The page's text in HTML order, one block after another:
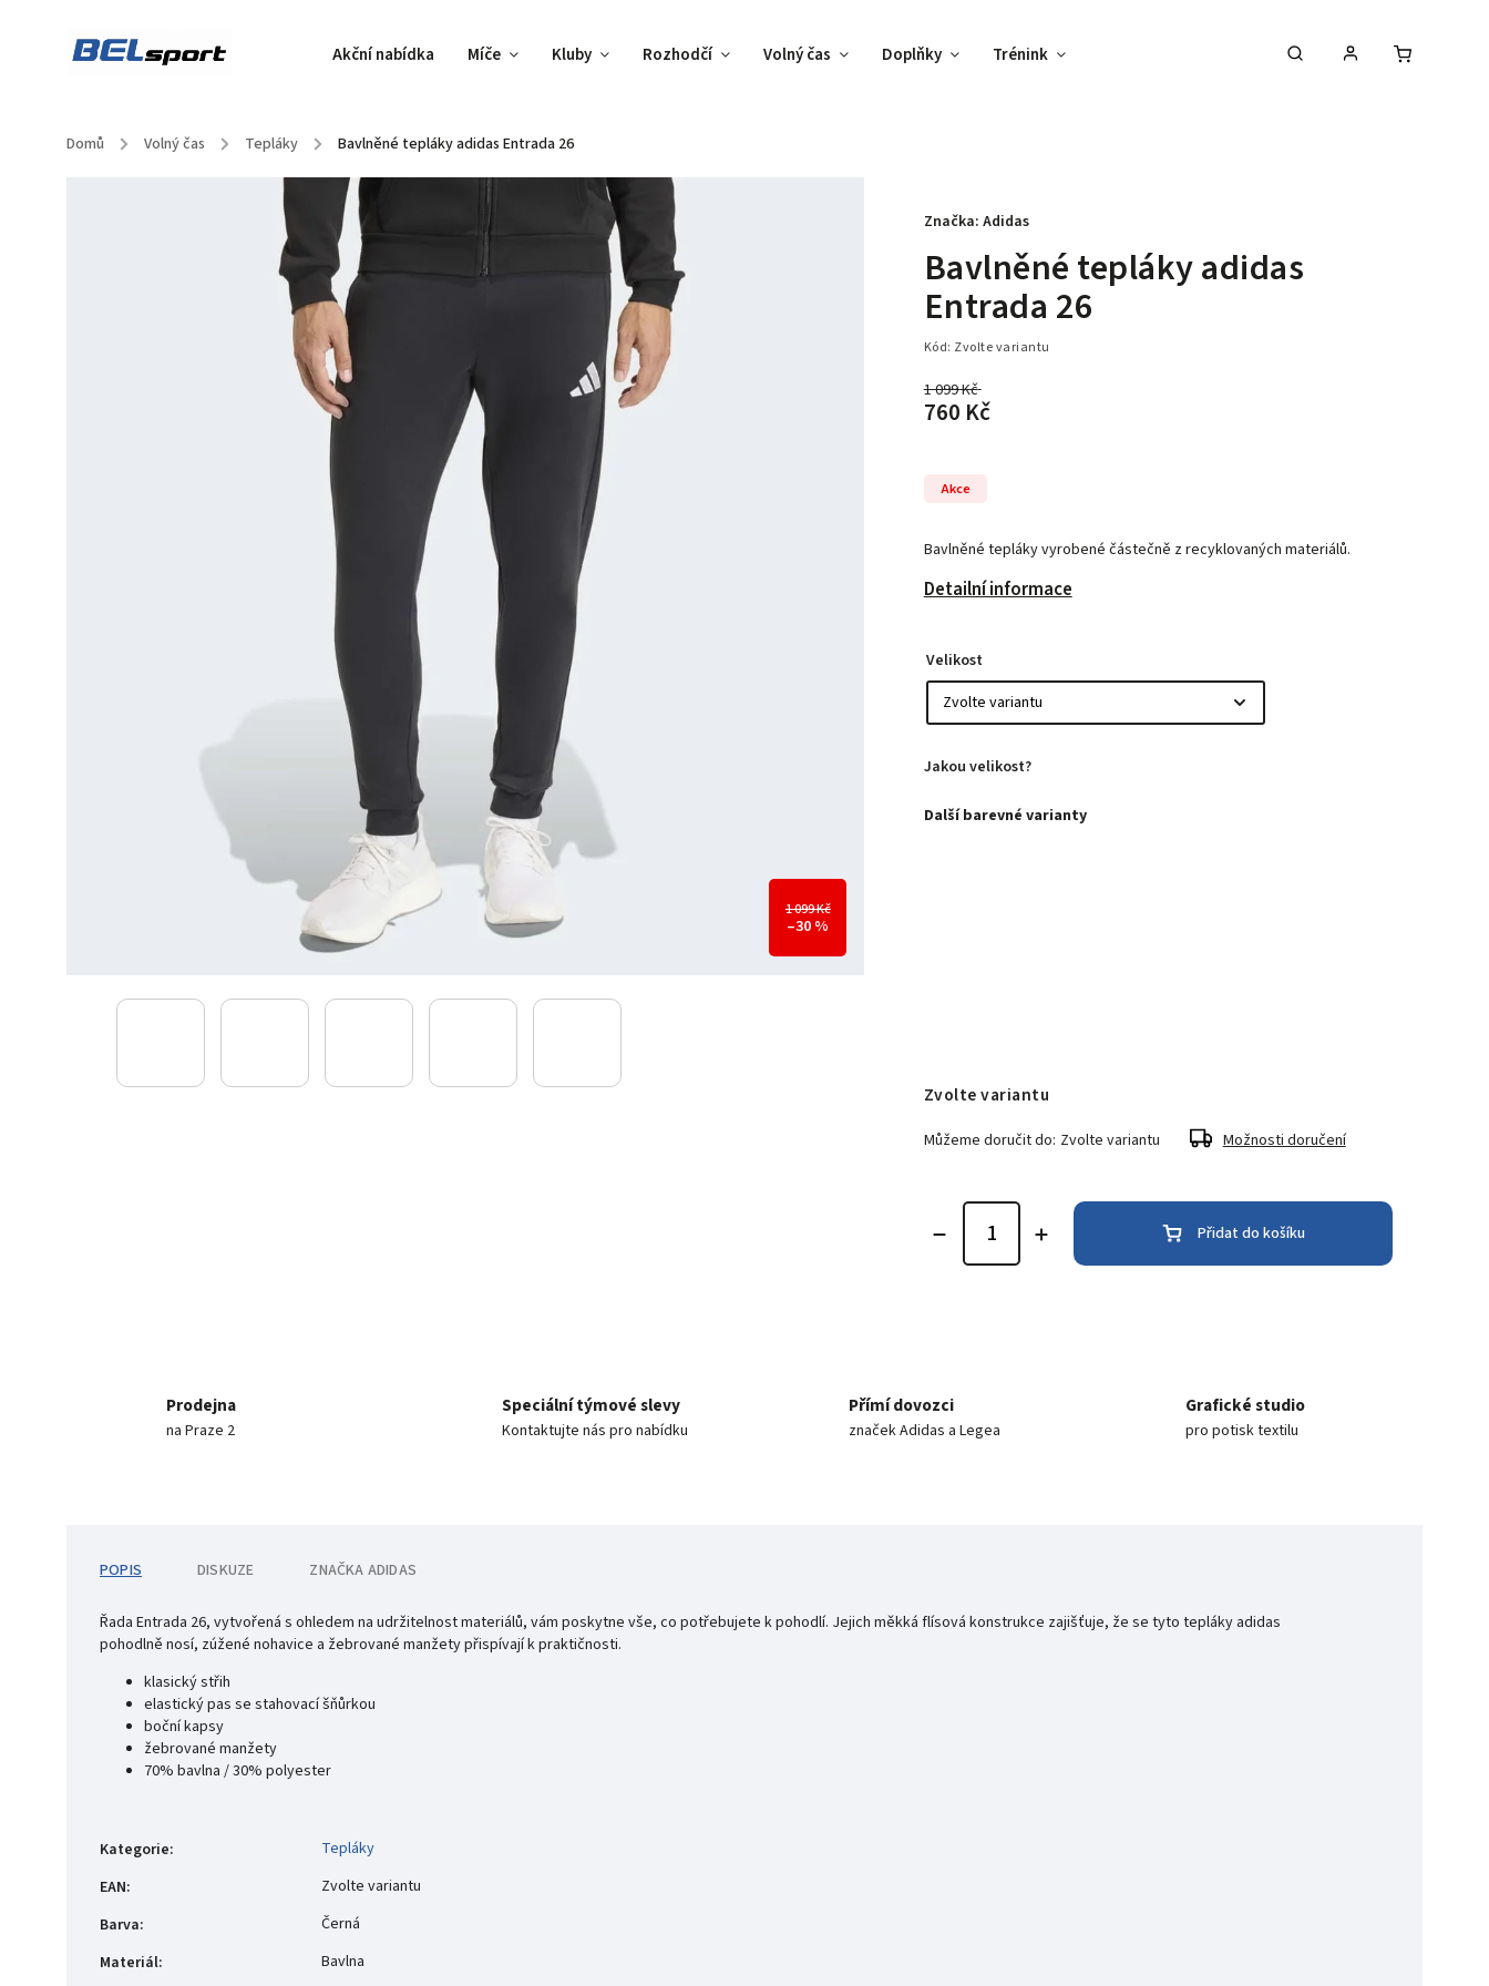
Akční nabídka Míče Kluby Rozhodčí Volný čas Doplňky Trénink Vybav svůj tým !
Domů / Volný čas / Tepláky / Bavlněné tepláky adidas Entrada 26
1 099 Kč
–30 %
Bavlněné tepláky adidas
Entrada 26
Kód: Zvolte variantu
1 099 Kč
760 Kč
Akce
Bavlněné tepláky vyrobené částečně z recyklovaných materiálů.
Detailní informace
Značka: Adidas
Velikost
Jakou velikost?
Zvolte variantu
Můžeme doručit do: Zvolte variantu Možnosti doručení
Přidat do košíku
Prodejna
na Praze 2
Speciální týmové slevy
Kontaktujte nás pro nabídku
Přímí dovozci
značek Adidas a Legea
Grafické studio
pro potisk textilu
POPIS DISKUZE ZNAČKA ADIDAS
Řada Entrada 26, vytvořená s ohledem na udržitelnost materiálů, vám poskytne vše, co potřebujete k pohodlí. Jejich měkká flísová konstrukce zajišťuje, že se tyto tepláky adidas
pohodlně nosí, zúžené nohavice a žebrované manžety přispívají k praktičnosti.
klasický střih
elastický pas se stahovací šňůrkou
boční kapsy
žebrované manžety
70% bavlna / 30% polyester
Kategorie:
Tepláky
EAN:
Zvolte variantu
Barva:
Černá
Materiál:
Bavlna